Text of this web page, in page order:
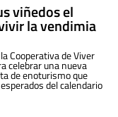
viñedos el
la vendimia
Cooperativa de Viver
celebrar una nueva
de enoturismo que
del calendario